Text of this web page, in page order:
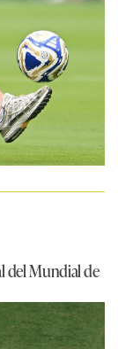
del Mundial de